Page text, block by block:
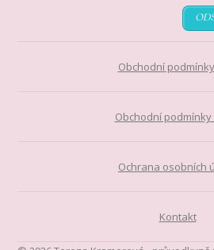
Obchodní
Obchodní podmínky
Ochrana osobních
Kontakt